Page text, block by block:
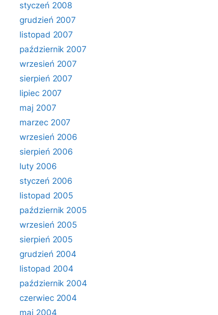
styczeń 2008
grudzień 2007
listopad 2007
październik 2007
wrzesień 2007
sierpień 2007
lipiec 2007
maj 2007
marzec 2007
wrzesień 2006
sierpień 2006
luty 2006
styczeń 2006
listopad 2005
październik 2005
wrzesień 2005
sierpień 2005
grudzień 2004
listopad 2004
październik 2004
czerwiec 2004
maj 2004